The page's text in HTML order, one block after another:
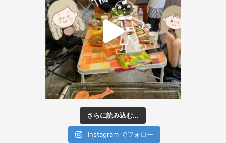
さらに読み込む...
Instagram でフォロー